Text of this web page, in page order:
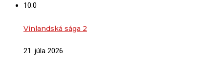
10.0
Vinlandská sága 2
21. júla 2026